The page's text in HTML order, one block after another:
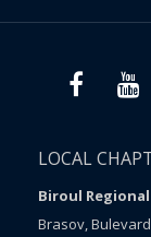
LOCAL
Biroul
Brasov,